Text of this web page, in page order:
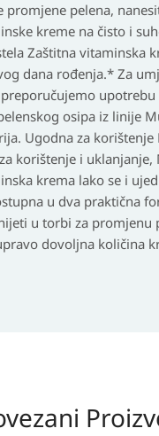
promjene pelena,
kreme na čisto i
Zaštitna vitaminska
dana rođenja.* Za
upotrebu
osipa iz linije
Ugodna za korištenje
korištenje i uklanjanje,
krema lako se i
u dva praktična
u torbi za promjenu
dovoljna količina